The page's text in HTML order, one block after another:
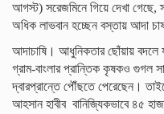
আগস্ট) সরেজমিনে গিয়ে দেখা গেছে,
অধিক লাভবান হচ্ছেন বস্তায় আদা
আদাচাষি। আধুনিকতার ছোঁয়ায়
গ্রাম-বাংলার প্রান্তিক কৃষকও গুগল
দ্বারপ্রান্তে পৌঁছতে পেরেছেন।
আহসান হাবীব বানিজ্যিকভাবে ৪৫